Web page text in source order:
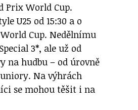
Prix World Cup.
U25 od 15:30 a o
Cup. Nedělnímu
3*, ale už od
na hudbu – od úrovně
Na výhrách
se mohou těšit i na